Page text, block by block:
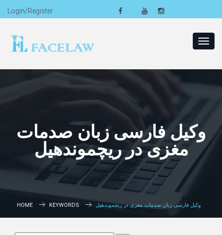
Login/Register
وکیل فارسی زبان صدمات
مغزی در ریچموندهیل
HOME KEYWORDS وکیل فارسی زبان صدمات مغزی در ریچموندهیل